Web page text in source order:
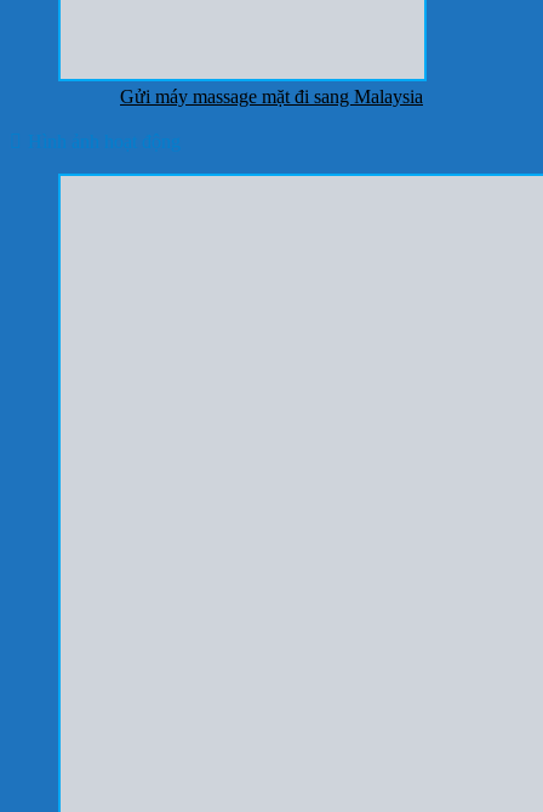
Gửi máy massage mặt đi sang Malaysia
Hình ảnh hoạt động